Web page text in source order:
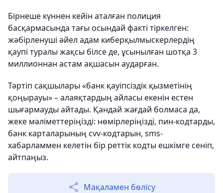
Бірнеше күннен кейін аталған полиция
басқармасында тағы осындай факті тіркелген:
жәбірленуші әйел адам киберқылмыскерлердің
қаупі туралы жақсы білсе де, ұсынылған шотқа 3
миллионнан астам ақшасын аударған.
Тәртіп сақшылары «банк қауіпсіздік қызметінің
қоңырауы» – алаяқтардың айласы екенін естен
шығармауды айтады. Қандай жағдай болмаса да,
жеке мәліметтеріңізді: нөмірлеріңізді, пин-кодтарды,
банк карталарының cvv-кодтарын, sms-
хабарламмен келетін бір реттік кодты ешкімге сеніп,
айтпаңыз.
Мақаламен бөлісу